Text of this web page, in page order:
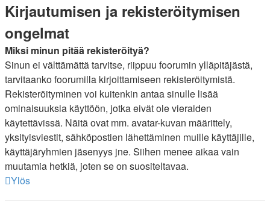
Kirjautumisen ja rekisteröitymisen
ongelmat
Miksi minun pitää rekisteröityä?
Sinun ei välttämättä tarvitse, riippuu foorumin ylläpitäjästä,
tarvitaanko foorumilla kirjoittamiseen rekisteröitymistä.
Rekisteröityminen voi kuitenkin antaa sinulle lisää
ominaisuuksia käyttöön, jotka eivät ole vieraiden
käytettävissä. Näitä ovat mm. avatar-kuvan määrittely,
yksityisviestit, sähköpostien lähettäminen muille käyttäjille,
käyttäjäryhmien jäsenyys jne. Siihen menee aikaa vain
muutamia hetkiä, joten se on suositeltavaa.
Ylös